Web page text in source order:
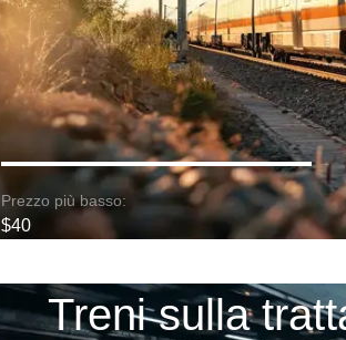
Prezzo più basso:
$40
Treni sulla